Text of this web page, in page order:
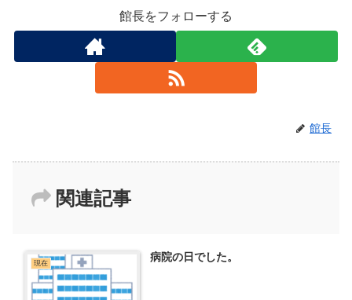
館長をフォローする
館長
関連記事
現在 病院の日でした。